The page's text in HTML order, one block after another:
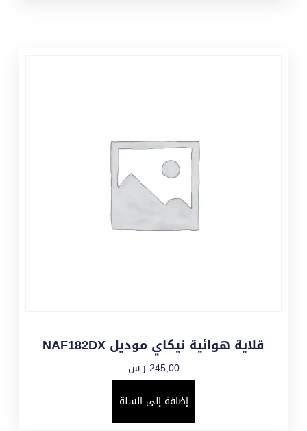
قلاية هوائية نيكاي موديل NAF182DX
245,00 ر.س
إضافة إلى السلة